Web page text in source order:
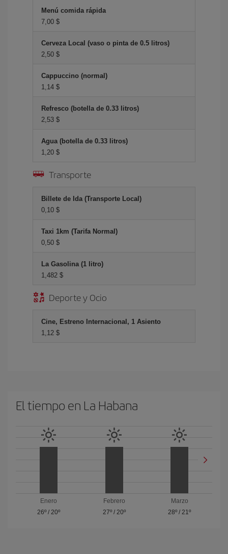
Menú comida rápida
7,00 $
Cerveza Local (vaso o pinta de 0.5 litros)
2,50 $
Cappuccino (normal)
1,14 $
Refresco (botella de 0.33 litros)
2,53 $
Agua (botella de 0.33 litros)
1,20 $
Transporte
Billete de Ida (Transporte Local)
0,10 $
Taxi 1km (Tarifa Normal)
0,50 $
La Gasolina (1 litro)
1,482 $
Deporte y Ocio
Cine, Estreno Internacional, 1 Asiento
1,12 $
El tiempo en La Habana
Enero
26º/ 20º
Febrero
27º/ 20º
Marzo
28º /21º